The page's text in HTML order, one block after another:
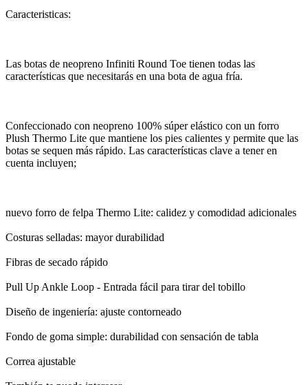
Caracteristicas:
Las botas de neopreno Infiniti Round Toe tienen todas las
características que necesitarás en una bota de agua fría.
Confeccionado con neopreno 100% súper elástico con un forro
Plush Thermo Lite que mantiene los pies calientes y permite que las
botas se sequen más rápido. Las características clave a tener en
cuenta incluyen;
nuevo forro de felpa Thermo Lite: calidez y comodidad adicionales
Costuras selladas: mayor durabilidad
Fibras de secado rápido
Pull Up Ankle Loop - Entrada fácil para tirar del tobillo
Diseño de ingeniería: ajuste contorneado
Fondo de goma simple: durabilidad con sensación de tabla
Correa ajustable